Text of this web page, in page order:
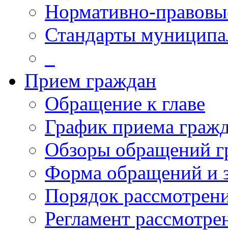
Нормативно-
Стандарты
Прием граждан
Обращение к главе
График приема
Обзоры обращений
Форма обращений и
Порядок
Регламент